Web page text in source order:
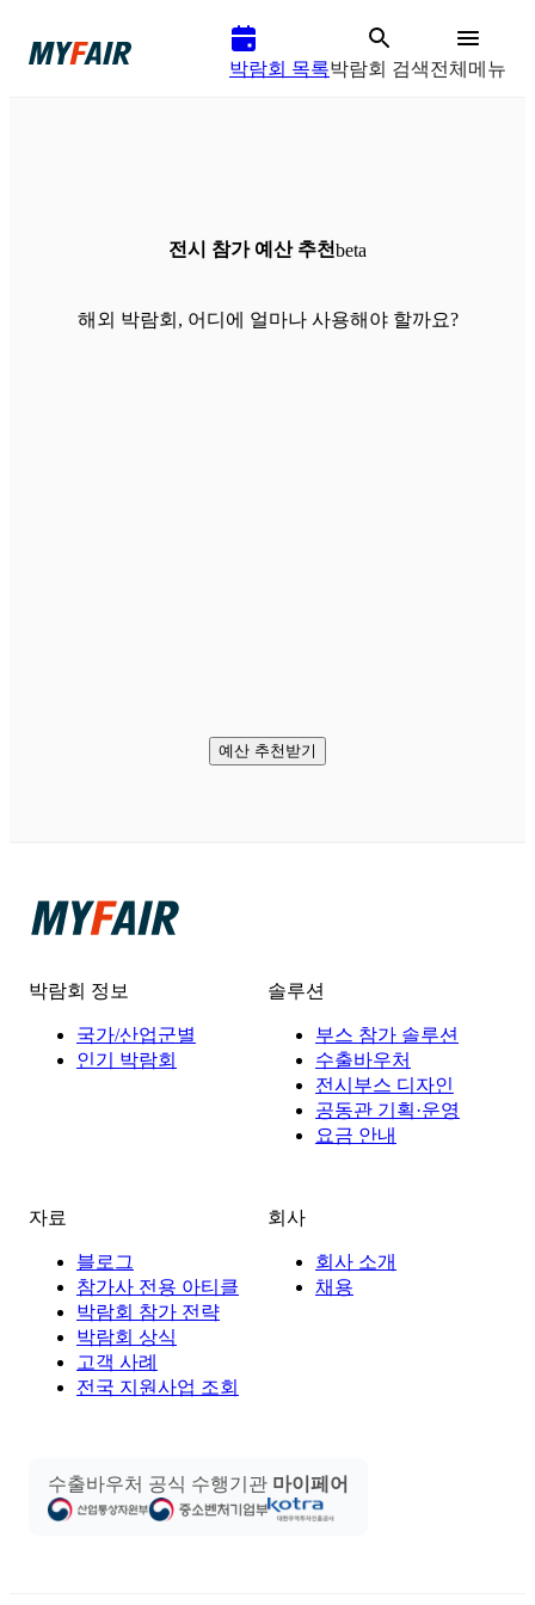
박람회 목록박람회 검색전체메뉴
전시 참가 예산 추천beta
해외 박람회, 어디에 얼마나 사용해야 할까요?
예산 추천받기
박람회 정보
국가/산업군별
인기 박람회
솔루션
부스 참가 솔루션
수출바우처
전시부스 디자인
공동관 기획·운영
요금 안내
자료
블로그
참가사 전용 아티클
박람회 참가 전략
박람회 상식
고객 사례
전국 지원사업 조회
회사
회사 소개
채용
수출바우처 공식 수행기관 마이페어